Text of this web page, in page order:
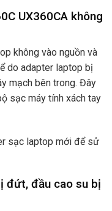
UX360CA không
không vào nguồn và
do adapter laptop bị
mạch bên trong. Đây
sạc máy tính xách tay
sạc laptop mới để sử
đứt, đầu cao su bị